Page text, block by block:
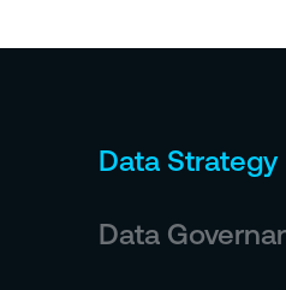
Data Strategy
Data